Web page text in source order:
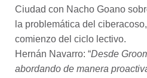
Ciudad con Nacho Goano
la problemática del
comienzo del ciclo lectivo.
Hernán Navarro: “Desde
abordando de manera